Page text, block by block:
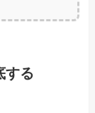
する